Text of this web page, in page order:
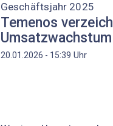
Geschäftsjahr 2025
Temenos
Umsatzwachstum
20.01.2026 - 15:39 Uhr